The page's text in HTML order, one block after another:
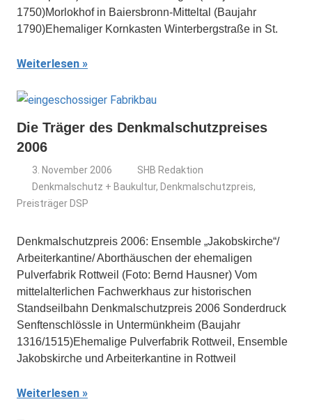
1750)Morlokhof in Baiersbronn-Mitteltal (Baujahr
1790)Ehemaliger Kornkasten Winterbergstraße in St.
Weiterlesen
Die Träger des Denkmalschutzpreises
2006
3. November 2006
SHB Redaktion
Denkmalschutz + Baukultur, Denkmalschutzpreis,
Preisträger DSP
Denkmalschutzpreis 2006: Ensemble „Jakobskirche“/
Arbeiterkantine/ Aborthäuschen der ehemaligen
Pulverfabrik Rottweil (Foto: Bernd Hausner) Vom
mittelalterlichen Fachwerkhaus zur historischen
Standseilbahn Denkmalschutzpreis 2006 Sonderdruck
Senftenschlössle in Untermünkheim (Baujahr
1316/1515)Ehemalige Pulverfabrik Rottweil, Ensemble
Jakobskirche und Arbeiterkantine in Rottweil
Weiterlesen